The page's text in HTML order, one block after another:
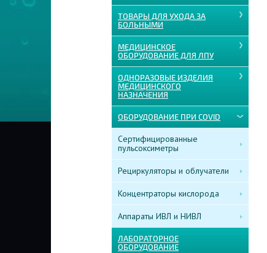
ТОВАРЫ ДЛЯ УХОДА ЗА
БОЛЬНЫМИ
МЕДИЦИНСКОЕ
ОБОРУДОВАНИЕ ДЛЯ ЛПУ
ОДНОРАЗОВЫЕ ИЗДЕЛИЯ
МЕДИЦИНСКОГО
НАЗНАЧЕНИЯ
ОБОРУДОВАНИЕ ПРИ COVID
Сертифицированные
пульсоксиметры
Рециркуляторы и облучатели
Концентраторы кислорода
Аппараты ИВЛ и НИВЛ
ЛАБОРАТОРНОЕ
ОБОРУДОВАНИЕ